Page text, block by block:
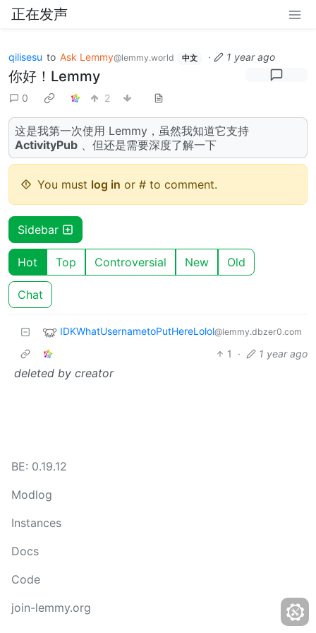
正在发声
qilisesu to Ask Lemmy@lemmy.world 中文 · 1 year ago
你好！Lemmy
0 2
这是我第一次使用 Lemmy，虽然我知道它支持
ActivityPub 、但还是需要深度了解一下
You must log in or # to comment.
Sidebar
Hot Top Controversial New Old
Chat
IDKWhatUsernametoPutHereLolol@lemmy.dbzer0.com
1 · 1 year ago
deleted by creator
BE: 0.19.12
Modlog
Instances
Docs
Code
join-lemmy.org